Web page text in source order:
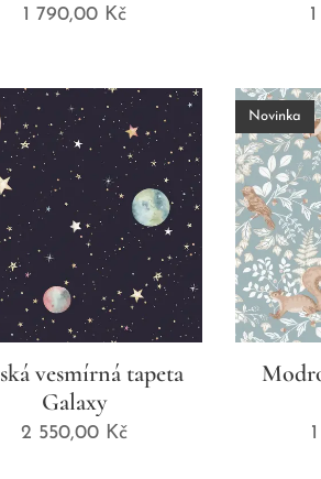
1 790,00Kč
vesmírná tapeta
Galaxy
2 550,00 Kč
Novinka